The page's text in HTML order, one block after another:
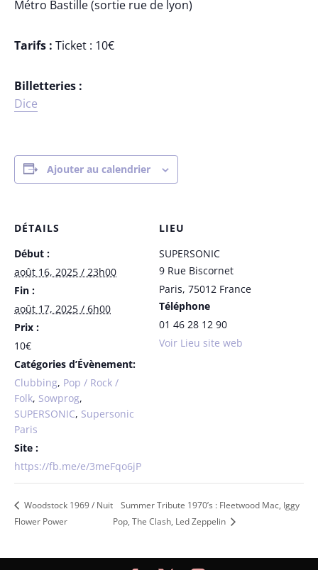
Métro Bastille (sortie rue de lyon)
Tarifs : Ticket : 10€
Billetteries :
Dice
Ajouter au calendrier
DÉTAILS
Début :
août 16, 2025 / 23h00
Fin :
août 17, 2025 / 6h00
Prix :
10€
Catégories d’Évènement:
Clubbing, Pop / Rock /
Folk, Sowprog,
SUPERSONIC, Supersonic
Paris
Site :
https://fb.me/e/3meFqo6jP
LIEU
SUPERSONIC
9 Rue Biscornet
Paris, 75012 France
Téléphone
01 46 28 12 90
Voir Lieu site web
Woodstock 1969 / Nuit
Flower Power
Summer Tribute 1970’s : Fleetwood Mac, Iggy
Pop, The Clash, Led Zeppelin